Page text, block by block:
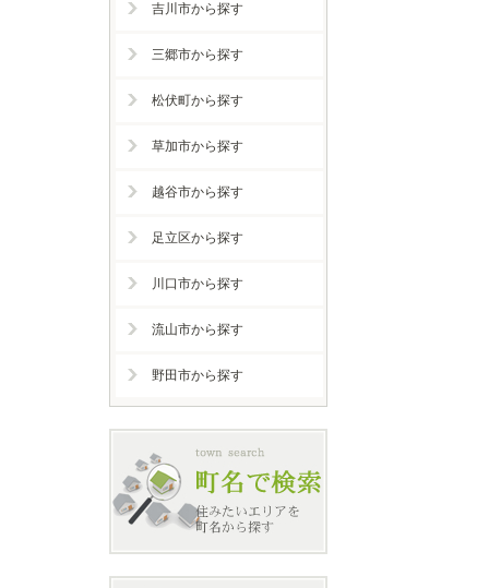
吉川市から探す
三郷市から探す
松伏町から探す
草加市から探す
越谷市から探す
足立区から探す
川口市から探す
流山市から探す
野田市から探す